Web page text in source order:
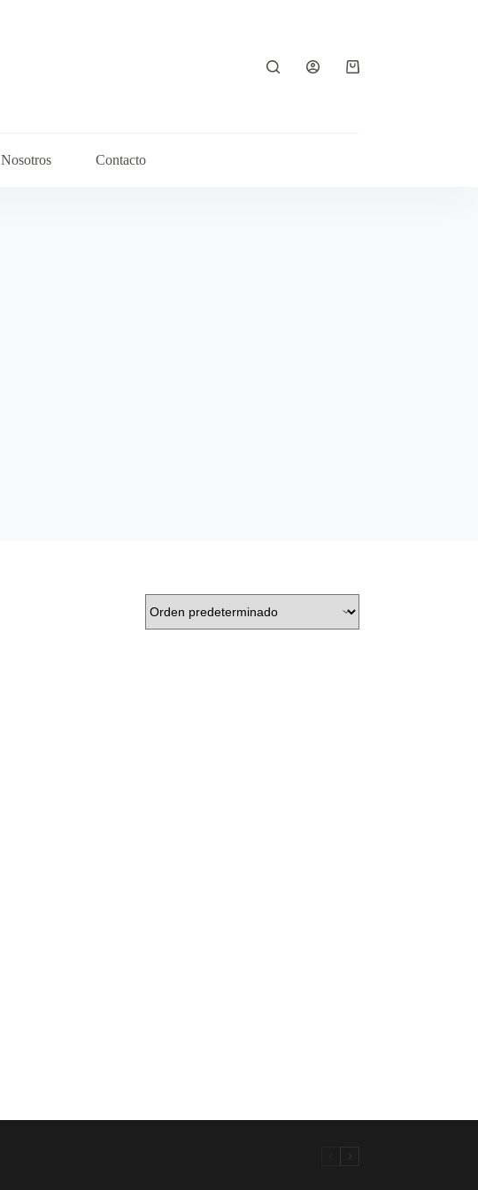
Nosotros Contacto